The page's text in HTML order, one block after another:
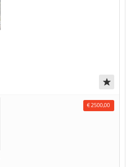
€ 2500,00